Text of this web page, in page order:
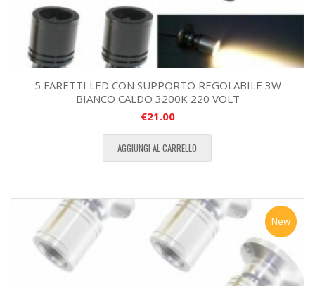
5 FARETTI LED CON SUPPORTO REGOLABILE 3W
BIANCO CALDO 3200K 220 VOLT
€21.00
AGGIUNGI AL CARRELLO
New